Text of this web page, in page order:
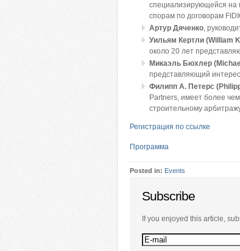
специализирующейся на
спорам по договорам
Артур Дяченко,
Уильям Кертли (William
около 20 лет
Микаэль Бюхлер
представляющий
Филипп А. Петерс
Partners, имеет более
строительному
Регистрация по ссылке
Программа
Posted in: Events
Subscribe
If you enjoyed this article,